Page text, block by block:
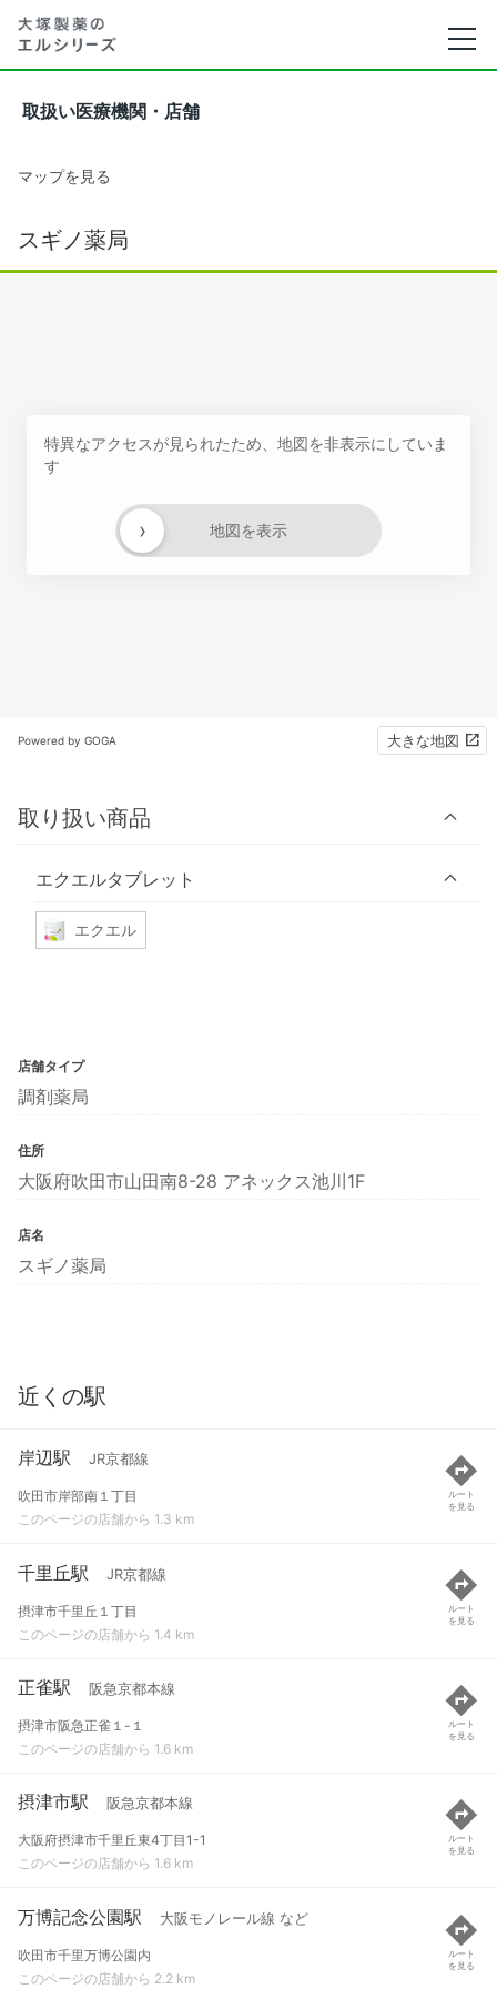
取扱い医療機関・店舗
マップを見る
スギノ薬局
特異なアクセスが見られたため、地図を非表示にしていま
す
地図を表示
›
Powered by GOGA 大きな地図
取り扱い商品
エクエルタブレット
エクエル
店舗タイプ
調剤薬局
住所
大阪府吹田市山田南8-28 アネックス池川1F
店名
スギノ薬局
近くの駅
岸辺駅 JR京都線
吹田市岸部南１丁目
このページの店舗から 1.3 km
ルート
を見る
千里丘駅 JR京都線
摂津市千里丘１丁目
このページの店舗から 1.4 km
ルート
を見る
正雀駅 阪急京都本線
摂津市阪急正雀１-１
このページの店舗から 1.6 km
ルート
を見る
摂津市駅 阪急京都本線
大阪府摂津市千里丘東4丁目1-1
このページの店舗から 1.6 km
ルート
を見る
万博記念公園駅 大阪モノレール線 など
吹田市千里万博公園内
このページの店舗から 2.2 km
ルート
を見る